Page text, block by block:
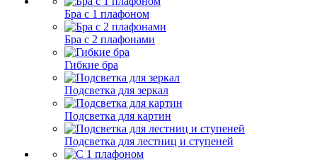
Бра с 1 плафоном
Бра с 2 плафонами
Гибкие бра
Подсветка для зеркал
Подсветка для картин
Подсветка для лестниц и ступеней